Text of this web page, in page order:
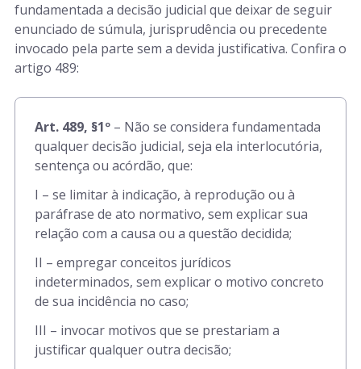
fundamentada a decisão judicial que deixar de seguir
enunciado de súmula, jurisprudência ou precedente
invocado pela parte sem a devida justificativa. Confira o
artigo 489:
Art. 489, §1º – Não se considera fundamentada
qualquer decisão judicial, seja ela interlocutória,
sentença ou acórdão, que:
I – se limitar à indicação, à reprodução ou à
paráfrase de ato normativo, sem explicar sua
relação com a causa ou a questão decidida;
II – empregar conceitos jurídicos
indeterminados, sem explicar o motivo concreto
de sua incidência no caso;
III – invocar motivos que se prestariam a
justificar qualquer outra decisão;